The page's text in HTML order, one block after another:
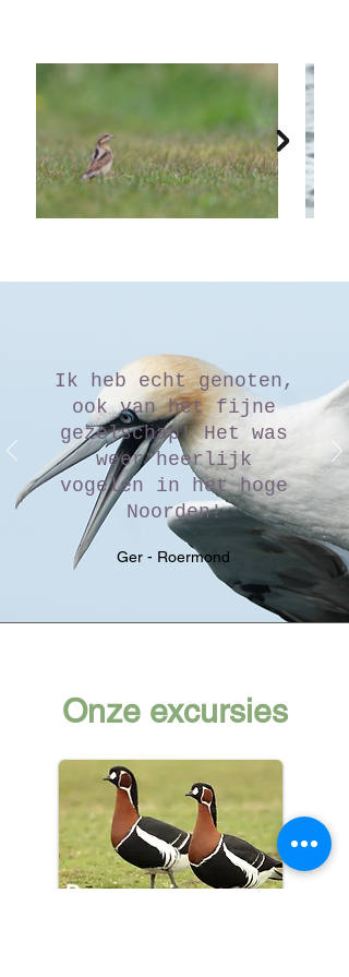
Ik heb echt genoten,
ook van het fijne
gezelschap! Het was
weer heerlijk
vogelen in het hoge
Noorden!
Ger - Roermond
Onze excursies
Dagexcursies